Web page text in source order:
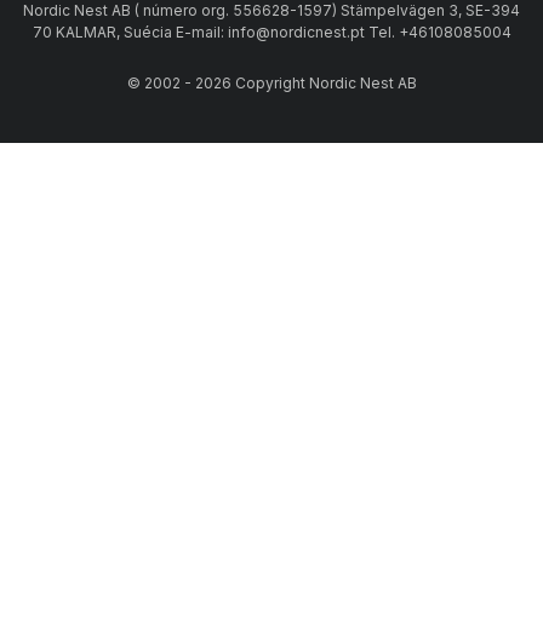
Nordic Nest AB ( número org. 556628-1597) Stämpelvägen 3, SE-394
70 KALMAR, Suécia E-mail: info@nordicnest.pt Tel. +46108085004
© 2002 - 2026 Copyright Nordic Nest AB